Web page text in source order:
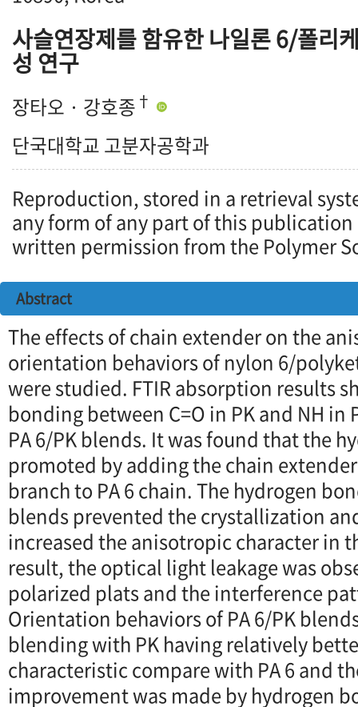
사슬연장제를 함유한 나일론 6/폴리
성 연구
장타오 · 강호종 †
단국대학교 고분자공학과
Reproduction, stored in a retrieval
any form of any part of this
written permission from the Polymer
Abstract
The effects of chain extender on the
orientation behaviors of nylon 6/
were studied. FTIR absorption results
bonding between C=O in PK and NH in
PA 6/PK blends. It was found that the
promoted by adding the chain
branch to PA 6 chain. The hydrogen
blends prevented the crystallization
increased the anisotropic character in
result, the optical light leakage was
polarized plats and the interference
Orientation behaviors of PA 6/PK
blending with PK having relatively
characteristic compare with PA 6 and
improvement was made by hydrogen